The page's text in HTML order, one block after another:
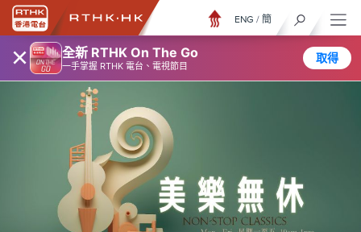
× 全新 RTHK On The Go
一手掌握 RTHK 電台、電視節目
取得
ENG / 簡